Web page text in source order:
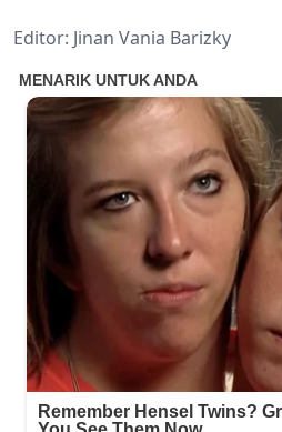
Editor: Jinan Vania Barizky